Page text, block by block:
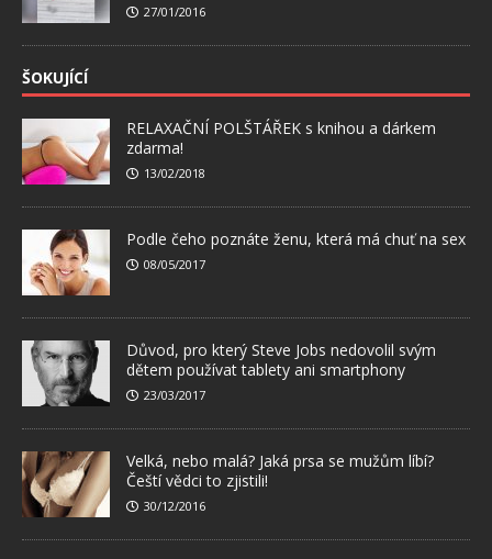
27/01/2016
ŠOKUJÍCÍ
RELAXAČNÍ POLŠTÁŘEK s knihou a dárkem
zdarma!
13/02/2018
Podle čeho poznáte ženu, která má chuť na sex
08/05/2017
Důvod, pro který Steve Jobs nedovolil svým
dětem používat tablety ani smartphony
23/03/2017
Velká, nebo malá? Jaká prsa se mužům líbí?
Čeští vědci to zjistili!
30/12/2016